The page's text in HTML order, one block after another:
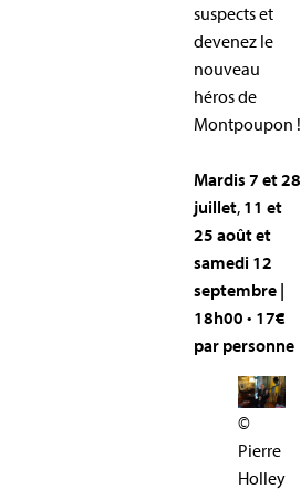
suspects et
devenez le
nouveau
héros de
Montpoupon !
Mardis 7 et 28
juillet,11 et
25 août et
samedi 12
septembre |
18h00• 17€
par personne
©
Pierre
Holley